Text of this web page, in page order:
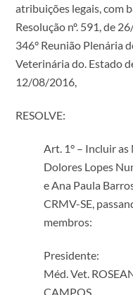
atribuições legais, com
Resolução nº. 591, de
346° Reunião Plenária
Veterinária do. Estado
12/08/2016,
RESOLVE:
Art. 1° – Incluir
Dolores Lopes
e Ana Paula
CRMV-SE,
membros:
Presidente:
Méd. Vet.
CAMPOS